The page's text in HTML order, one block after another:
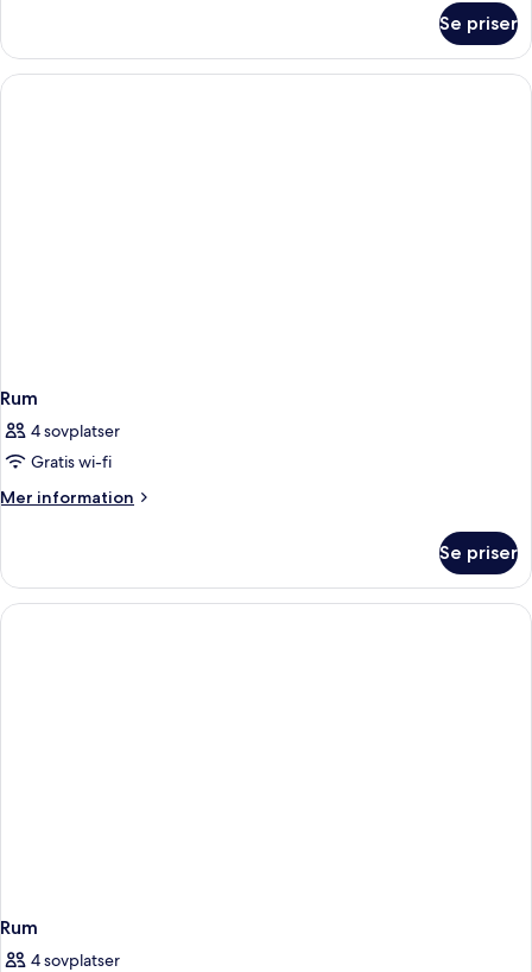
Seaview
offer
Ocean
Room
Se priser
Rum
4 sovplatser
Gratis wi-fi
Mer information
Mer
Se priser
Rum
4 sovplatser